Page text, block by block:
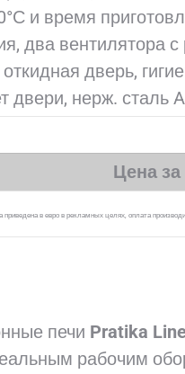
и время
два вентилятора
дверь,
двери, нерж. сталь
Цена за
приведена в евро в рекламных целях, оплата
печи Pratika
рабочим